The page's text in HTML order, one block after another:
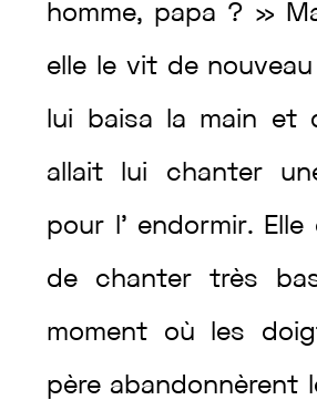
homme, papa ? »
elle le vit de nouveau
lui baisa la main et
allait lui chanter
pour l’ endormir. Elle
de chantertrès
moment où les
père abandonnèrent